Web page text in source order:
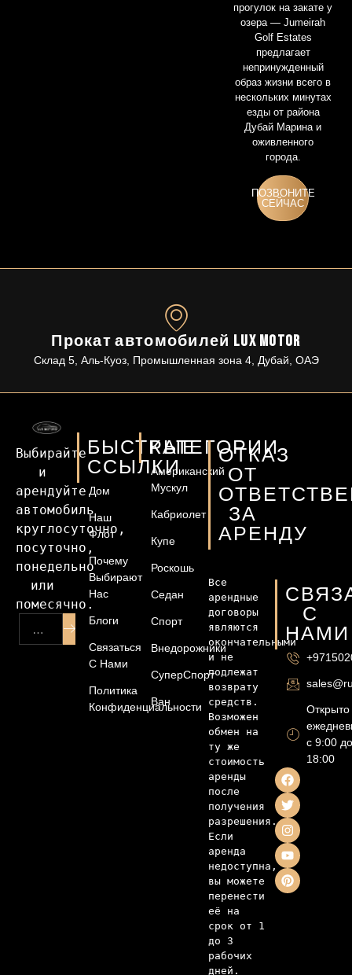
прогулок на закате у
озера — Jumeirah
Golf Estates
предлагает
непринужденный
образ жизни всего в
нескольких минутах
езды от района
Дубай Марина и
оживленного
города.
ПОЗВОНИТЕ
СЕЙЧАС
Прокат автомобилей Lux Motor
Склад 5, Аль-Куоз, Промышленная зона 4, Дубай, ОАЭ
Выбирайте
и
арендуйте
автомобиль
круглосуточно,
посуточно,
понедельно
или
помесячно.
БЫСТРЫЕ
ССЫЛКИ
Дом
Наш
Флот
Почему
Выбирают
Нас
Блоги
Связаться
С Нами
Политика
Конфиденциальности
КАТЕГОРИИ
Американский
Мускул
Кабриолет
Купе
Роскошь
Седан
Спорт
Внедорожники
СуперСпорт
Ван
ОТКАЗ
ОТ
ЗА
АРЕНДУ
Все
арендные
договоры
являются
окончательными
и не
подлежат
возврату
средств.
Возможен
обмен на
ту же
стоимость
аренды
после
получения
разрешения.
Если
аренда
недоступна,
вы можете
перенести
её на
срок от 1
до 3
рабочих
дней.
С
НАМИ
Открыто
с 9:00 до
18:00